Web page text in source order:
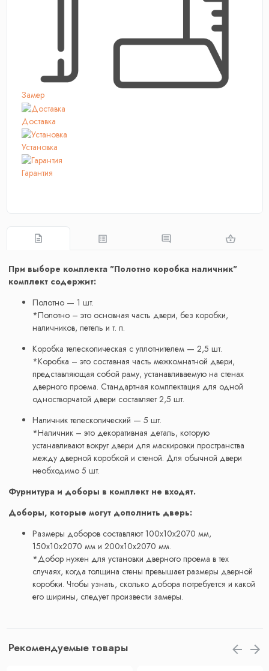
Замер
Доставка
Установка
Гарантия
При выборе комплекта "Полотно коробка наличник"
комплект содержит:
Полотно — 1 шт.
*Полотно – это основная часть двери, без коробки,
наличников, петель и т. п.
Коробка телескопическая с уплотнителем — 2,5 шт.
*Коробка – это составная часть межкомнатной двери,
представляющая собой раму, устанавливаемую на стенах
дверного проема. Стандартная комплектация для одной
одностворчатой двери составляет 2,5 шт.
Наличник телескопический — 5 шт.
*Наличник – это декоративная деталь, которую
устанавливают вокруг двери для маскировки пространства
между дверной коробкой и стеной. Для обычной двери
необходимо 5 шт.
Фурнитура и доборы в комплект не входят.
Доборы, которые могут дополнить дверь:
Размеры доборов составляют 100x10x2070 мм,
150x10x2070 мм и 200x10x2070 мм.
*Добор нужен для установки дверного проема в тех
случаях, когда толщина стены превышает размеры дверной
коробки. Чтобы узнать, сколько добора потребуется и какой
его ширины, следует произвести замеры.
Рекомендуемые товары